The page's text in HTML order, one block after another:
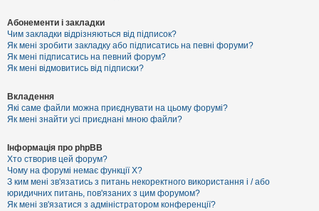
Абонементи і закладки
Чим закладки відрізняються від підписок?
Як мені зробити закладку або підписатись на певні форуми?
Як мені підписатись на певний форум?
Як мені відмовитись від підписки?
Вкладення
Які саме файли можна приєднувати на цьому форумі?
Як мені знайти усі приєднані мною файли?
Інформація про phpBB
Хто створив цей форум?
Чому на форумі немає функції X?
З ким мені зв'язатись з питань некоректного використання і / або
юридичних питань, пов'язаних з цим форумом?
Як мені зв'язатися з адміністратором конференції?